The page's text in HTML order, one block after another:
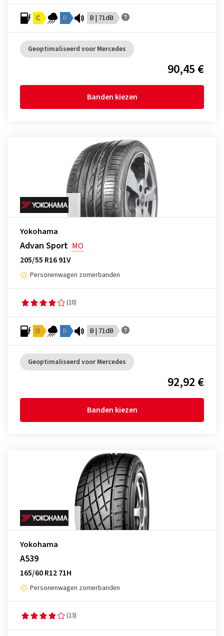
C B B | 71dB
Geoptimaliseerd voor Mercedes
90,45 €
Banden kiezen
Yokohama
Advan Sport MO
205/55 R16 91V
Personenwagen zomerbanden
(10)
D B B | 71dB
Geoptimaliseerd voor Mercedes
92,92 €
Banden kiezen
Yokohama
A539
165/60 R12 71H
Personenwagen zomerbanden
(13)